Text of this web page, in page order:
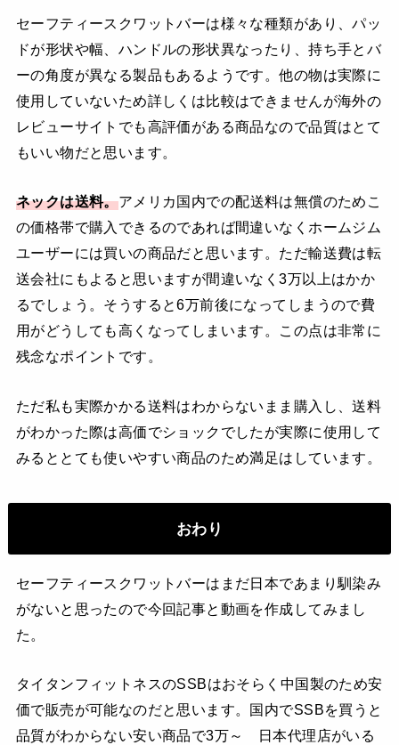
セーフティースクワットバーは様々な種類があり、パッ
ドが形状や幅、ハンドルの形状異なったり、持ち手とバ
ーの角度が異なる製品もあるようです。他の物は実際に
使用していないため詳しくは比較はできませんが海外の
レビューサイトでも高評価がある商品なので品質はとて
もいい物だと思います。
ネックは送料。アメリカ国内での配送料は無償のためこ
の価格帯で購入できるのであれば間違いなくホームジム
ユーザーには買いの商品だと思います。ただ輸送費は転
送会社にもよると思いますが間違いなく3万以上はかか
るでしょう。そうすると6万前後になってしまうので費
用がどうしても高くなってしまいます。この点は非常に
残念なポイントです。
ただ私も実際かかる送料はわからないまま購入し、送料
がわかった際は高価でショックでしたが実際に使用して
みるととても使いやすい商品のため満足はしています。
おわり
セーフティースクワットバーはまだ日本であまり馴染み
がないと思ったので今回記事と動画を作成してみまし
た。
タイタンフィットネスのSSBはおそらく中国製のため安
価で販売が可能なのだと思います。国内でSSBを買うと
品質がわからない安い商品で3万～ 日本代理店がいる